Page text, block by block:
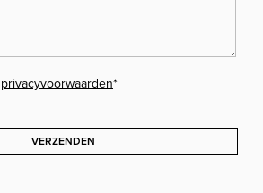
privacyvoorwaarden*
VERZENDEN